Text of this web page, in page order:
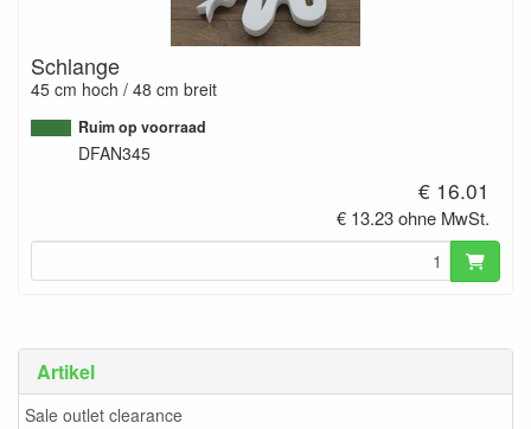
Artikel
Sale outlet clearance
Schlange
45 cm hoch / 48 cm breit
Ruim op voorraad
DFAN345
€ 16.01
€ 13.23 ohne MwSt.